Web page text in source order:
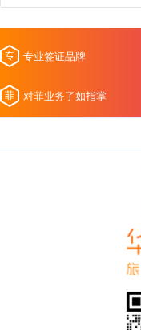
专业签证品牌
对菲业务了如指掌